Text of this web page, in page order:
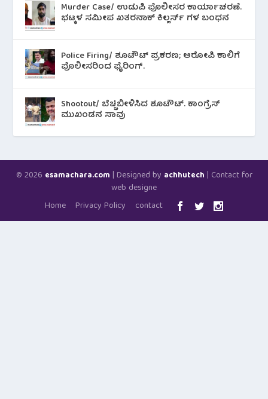
Murder Case/ ಉಡುಪಿ ಪೊಲೀಸರ ಕಾರ್ಯಾಚರಣೆ.
ಭಟ್ಕಳ ಸಮೀಪ ಖತರನಾಕ್ ಕಿಲ್ಲರ್ಸ್ ಗಳ ಬಂಧನ
Police Firing/ ಶೂಟೌಟ್ ಪ್ರಕರಣ; ಆರೋಪಿ ಕಾಲಿಗೆ
ಪೊಲೀಸರಿಂದ ಫೈರಿಂಗ್.
Shootout/ ಬೆಚ್ಚಿಬೀಳಿಸಿದ ಶೂಟೌಟ್‌. ಕಾಂಗ್ರೆಸ್
ಮುಖಂಡನ ಸಾವು
© 2026 esamachara.com | Designed by achhutech | Contact for
web designe
Home
Privacy Policy contact